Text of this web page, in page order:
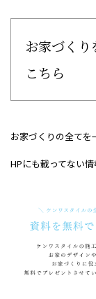
お家づく
こちら
お家づくりの全てを
HPにも載ってない